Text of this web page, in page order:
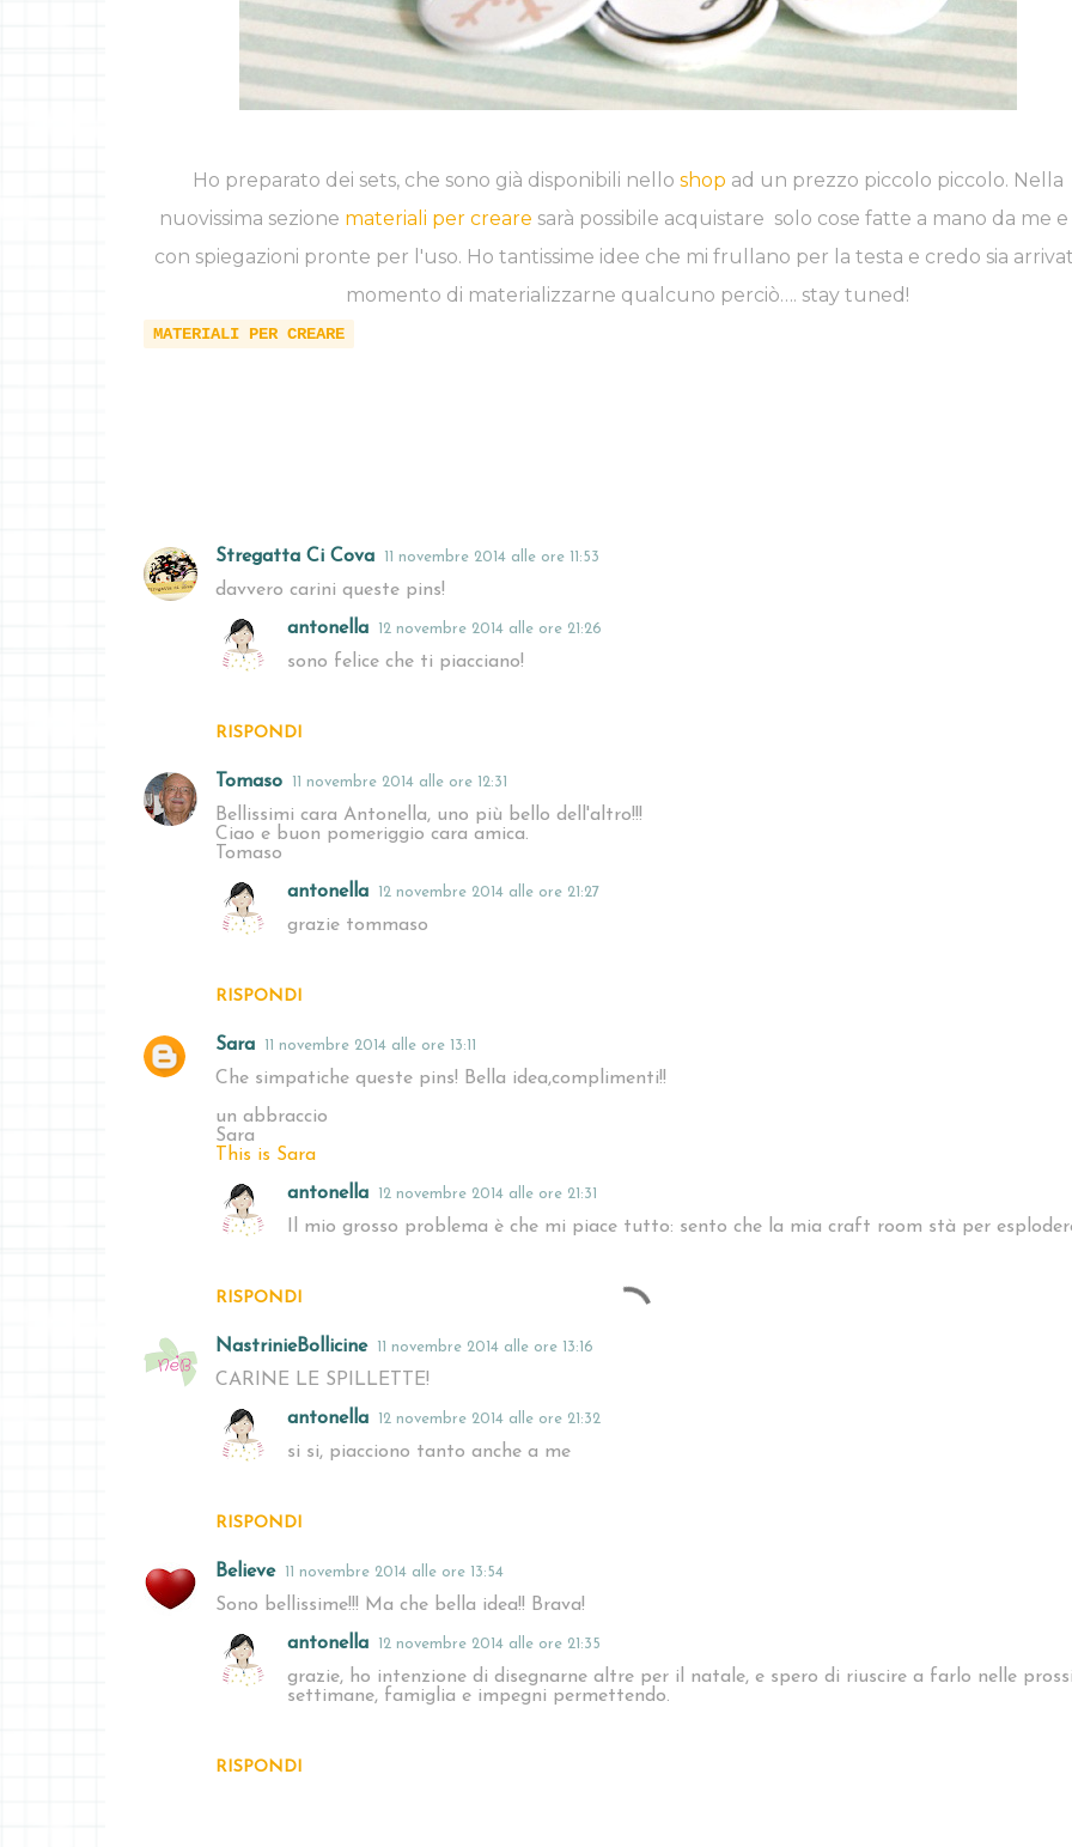
Ho preparato dei sets, che sono già disponibili nello shop ad un prezzo piccolo piccolo. Nella
nuovissima sezione materiali per creare sarà possibile acquistare solo cose fatte a mano da me
con spiegazioni pronte per l'uso. Ho tantissime idee che mi frullano per la testa e credo sia
momento di materializzarne qualcuno perciò…. stay tuned!
MATERIALI PER CREARE
C
t
i
Stregatta Ci Cova 11 novembre 2014 alle ore 11:53
davvero carini queste pins!
RISPONDI
antonella 12 novembre 2014 alle ore 21:26
sono felice che ti piacciano!
Tomaso 11 novembre 2014 alle ore 12:31
Bellissimi cara Antonella, uno più bello dell'altro!!!
Ciao e buon pomeriggio cara amica.
Tomaso
RISPONDI
antonella 12 novembre 2014 alle ore 21:27
grazie tommaso
Sara 11 novembre 2014 alle ore 13:11
Che simpatiche queste pins! Bella idea,complimenti!!
un abbraccio
Sara
This is Sara
RISPONDI
antonella 12 novembre 2014 alle ore 21:31
Il mio grosso problema è che mi piace tutto: sento che la mia craft room stà per
NastrinieBollicine 11 novembre 2014 alle ore 13:16
CARINE LE SPILLETTE!
RISPONDI
antonella 12 novembre 2014 alle ore 21:32
si si, piacciono tanto anche a me
Believe 11 novembre 2014 alle ore 13:54
Sono bellissime!!! Ma che bella idea!! Brava!
RISPONDI
antonella 12 novembre 2014 alle ore 21:35
grazie, ho intenzione di disegnarne altre per il natale, e spero di riuscire a farlo nelle
settimane, famiglia e impegni permettendo.